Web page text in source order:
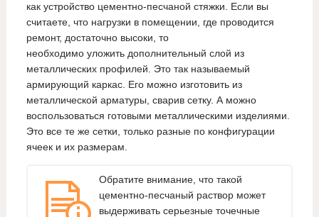
как устройство цементно-песчаной стяжки. Если вы
считаете, что нагрузки в помещении, где проводится
ремонт, достаточно высоки, то
необходимо уложить дополнительный слой из
металлических профилей. Это так называемый
армирующий каркас. Его можно изготовить из
металлической арматуры, сварив сетку. А можно
воспользоваться готовыми металлическими изделиями.
Это все те же сетки, только разные по конфигурации
ячеек и их размерам.
Обратите внимание, что такой
цементно-песчаный раствор может
выдерживать серьезные точечные